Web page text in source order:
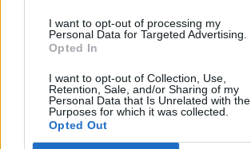
I want to opt-out of processing my
Personal Data for Targeted Advertising.
Opted In
I want to opt-out of Collection, Use,
Retention, Sale, and/or Sharing of my
Personal Data that Is Unrelated with the
Purposes for which it was collected.
Opted Out